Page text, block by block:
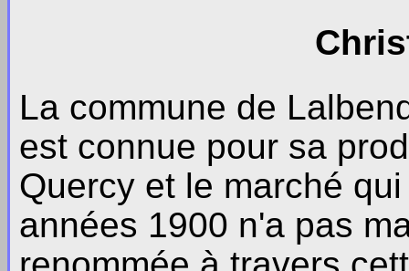
La commune de
est connue pour sa
Quercy et le marché
années 1900 n'a pas